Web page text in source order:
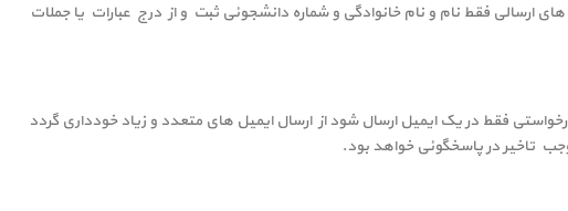
ارسالی فقط نام و نام خانوادگی و شماره دانشجوئی ثبت و از درج عبارات یا جملات
فقط در یک ایمیل ارسال شود از ارسال ایمیل های متعدد و زیاد خودداری گردد
تاخیر در پاسخگوئی خواهد بود.